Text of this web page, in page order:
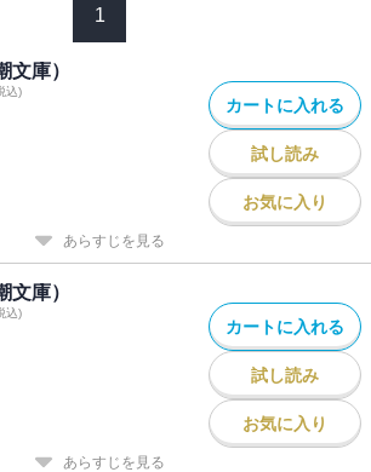
1
文庫）
込)
カートに入れる
試し読み
お気に入り
あらすじを見る
文庫）
込)
カートに入れる
試し読み
お気に入り
あらすじを見る